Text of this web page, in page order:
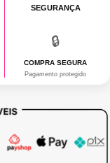
SEGURANÇA
🔒
COMPRA SEGURA
Pagamento protegido